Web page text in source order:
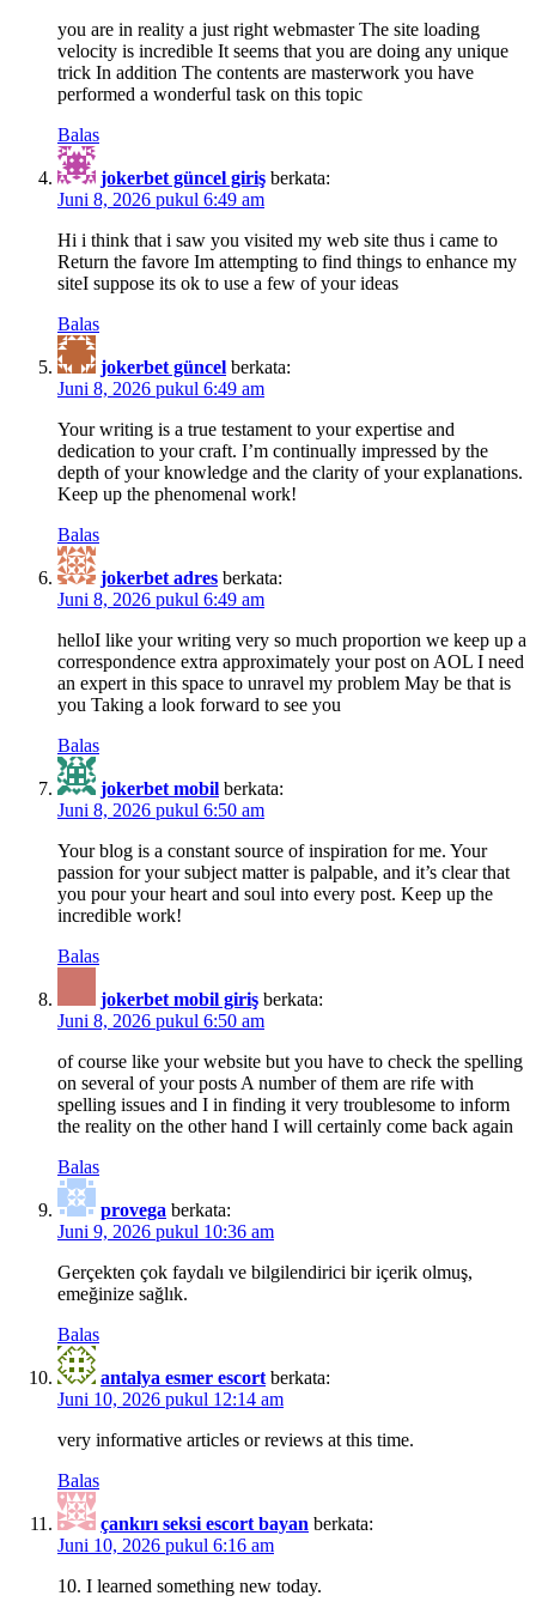
you are in reality a just right webmaster The site loading
velocity is incredible It seems that you are doing any unique
trick In addition The contents are masterwork you have
performed a wonderful task on this topic
Balas
jokerbet güncel giriş berkata:
Juni 8, 2026 pukul 6:49 am
Hi i think that i saw you visited my web site thus i came to
Return the favore Im attempting to find things to enhance my
siteI suppose its ok to use a few of your ideas
Balas
jokerbet güncel berkata:
Juni 8, 2026 pukul 6:49 am
Your writing is a true testament to your expertise and
dedication to your craft. I’m continually impressed by the
depth of your knowledge and the clarity of your explanations.
Keep up the phenomenal work!
Balas
jokerbet adres berkata:
Juni 8, 2026 pukul 6:49 am
helloI like your writing very so much proportion we keep up a
correspondence extra approximately your post on AOL I need
an expert in this space to unravel my problem May be that is
you Taking a look forward to see you
Balas
jokerbet mobil berkata:
Juni 8, 2026 pukul 6:50 am
Your blog is a constant source of inspiration for me. Your
passion for your subject matter is palpable, and it’s clear that
you pour your heart and soul into every post. Keep up the
incredible work!
Balas
jokerbet mobil giriş berkata:
Juni 8, 2026 pukul 6:50 am
of course like your website but you have to check the spelling
on several of your posts A number of them are rife with
spelling issues and I in finding it very troublesome to inform
the reality on the other hand I will certainly come back again
Balas
provega berkata:
Juni 9, 2026 pukul 10:36 am
Gerçekten çok faydalı ve bilgilendirici bir içerik olmuş,
emeğinize sağlık.
Balas
antalya esmer escort berkata:
Juni 10, 2026 pukul 12:14 am
very informative articles or reviews at this time.
Balas
çankırı seksi escort bayan berkata:
Juni 10, 2026 pukul 6:16 am
10. I learned something new today.